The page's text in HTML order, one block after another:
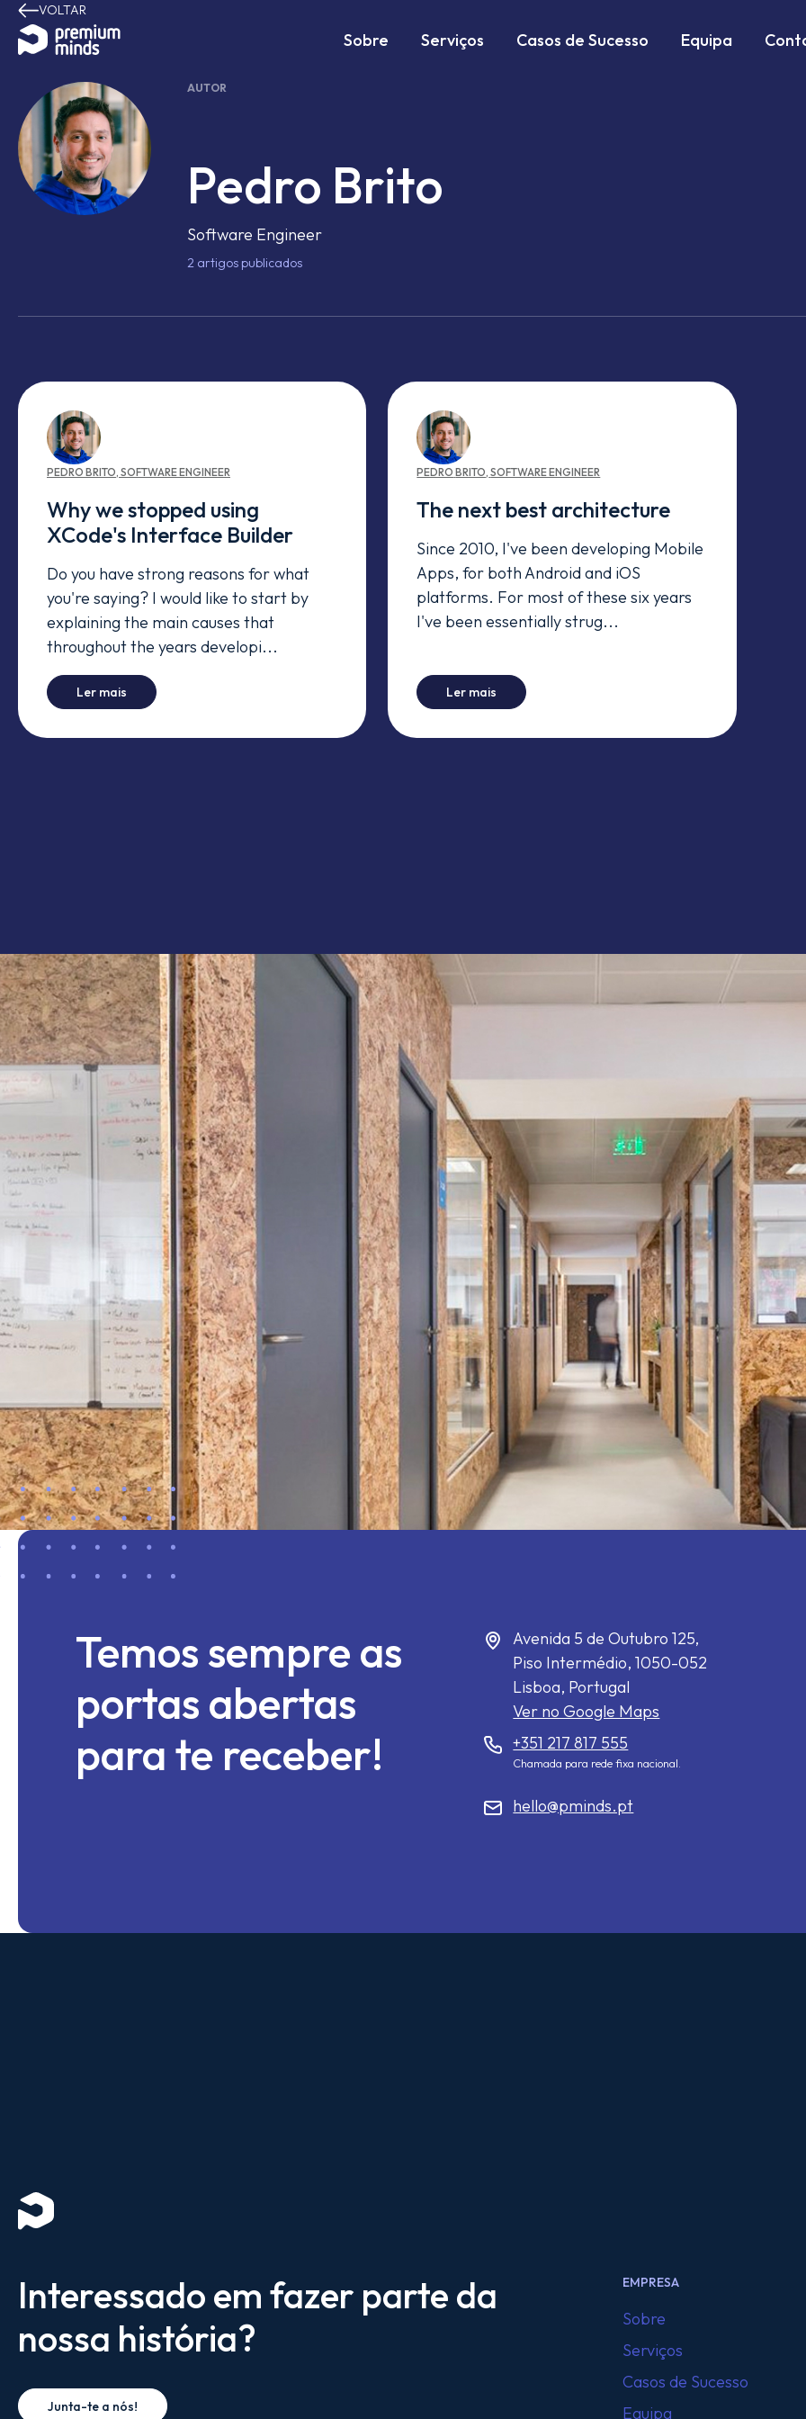
Avançar para o conteúdo
Sobre Serviços Casos de Sucesso Equipa
VOLTAR
AUTOR
Pedro Brito
Software Engineer
2 artigos publicados
PEDRO BRITO, SOFTWARE ENGINEER
Why we stopped using
XCode's Interface Builder
Do you have strong reasons for what
you're saying? I would like to start by
explaining the main causes that
throughout the years developi...
Ler mais Why we stopped using XCode's Interface Builder
PEDRO BRITO, SOFTWARE ENGINEER
The next best architecture
Since 2010, I've been developing Mobile
Apps, for both Android and iOS
platforms. For most of these six years
I've been essentially strug...
Ler mais The next best architecture
Temos sempre as
portas abertas
para te receber!
Avenida 5 de Outubro 125,
Piso Intermédio,1050-052
Lisboa, Portugal
Ver no Google Maps
+351 217 817 555
Chamada para rede fixa nacional.
hello@pminds.pt
Interessado em fazer parte da
nossa história?
Junta-te a nós!
EMPRESA
Sobre
Serviços
Casos de Sucesso
Equipa